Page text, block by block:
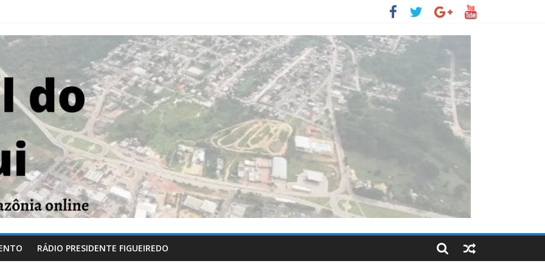
RÁDIO PRESIDENTE FIGUEIREDO